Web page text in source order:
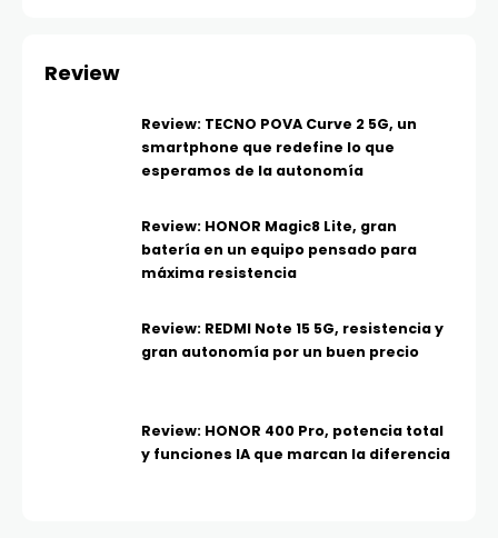
Review
Review: TECNO POVA Curve 2 5G, un
smartphone que redefine lo que
esperamos de la autonomía
Review: HONOR Magic8 Lite, gran
batería en un equipo pensado para
máxima resistencia
Review: REDMI Note 15 5G, resistencia y
gran autonomía por un buen precio
Review: HONOR 400 Pro, potencia total
y funciones IA que marcan la diferencia